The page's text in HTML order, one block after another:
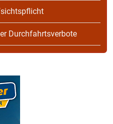
Durchfahrtsverbote